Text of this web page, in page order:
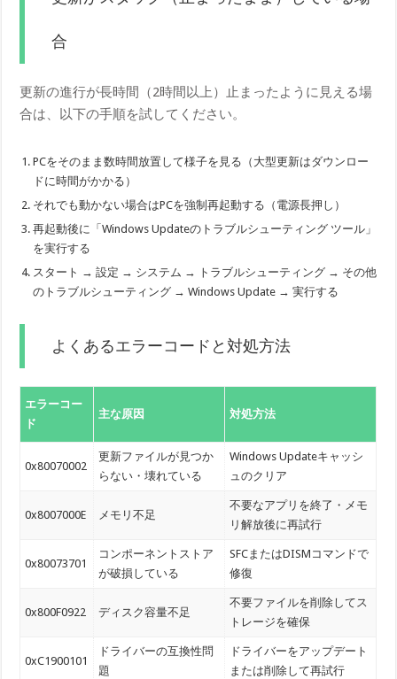
合
更新の進行が長時間（2時間以上）止まったように見える場
合は、以下の手順を試してください。
PCをそのまま数時間放置して様子を見る（大型更新はダウンロー
ドに時間がかかる）
それでも動かない場合はPCを強制再起動する（電源長押し）
再起動後に「Windows Updateのトラブルシューティング ツール」
を実行する
スタート → 設定 → システム → トラブルシューティング → その他
のトラブルシューティング → Windows Update → 実行する
よくあるエラーコードと対処方法
エラーコー
ド
主な原因 対処方法
0x80070002
更新ファイルが見つか
らない・壊れている
Windows Updateキャッシ
ュのクリア
0x8007000E メモリ不足
不要なアプリを終了・メモ
リ解放後に再試行
0x80073701
コンポーネントストア
が破損している
SFCまたはDISMコマンドで
修復
0x800F0922 ディスク容量不足
不要ファイルを削除してス
トレージを確保
0xC1900101
ドライバーの互換性問
題
ドライバーをアップデート
または削除して再試行